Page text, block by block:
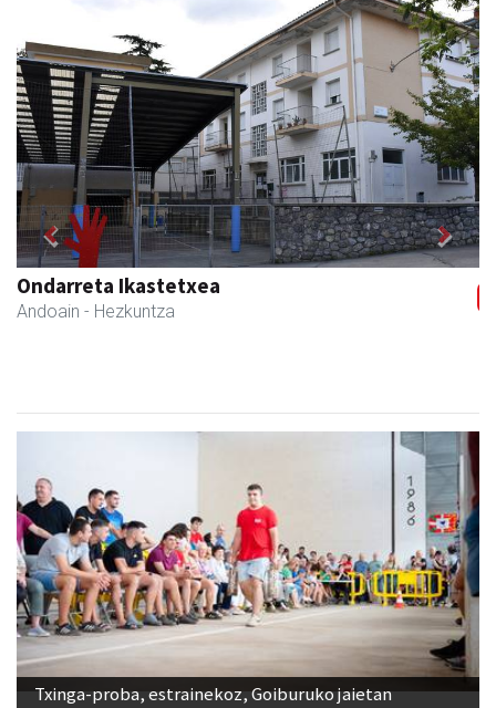
Ondarreta Ikastetxea
Andoain - Hezkuntza
Previous Next
Txinga-proba, estrainekoz, Goiburuko jaietan